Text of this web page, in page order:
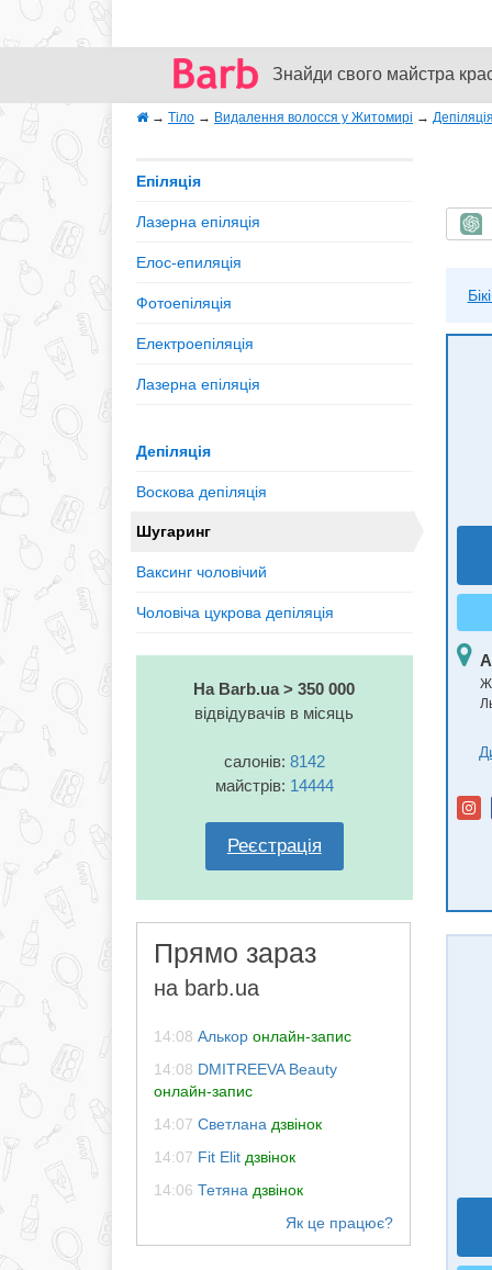
Знайди свого майстра
→ Тіло → Видалення волосся у Житомирі →
Епіляція
Лазерна епіляція
Елос-епиляція
Фотоепіляція
Електроепіляція
Лазерна епіляція
Депіляція
Воскова депіляція
Шугаринг
Ваксинг чоловічий
Чоловіча цукрова депіляція
На Barb.ua > 350 000
відвідувачів в місяць
салонів: 8142
майстрів: 14444
Реєстрація
Прямо зараз
на barb.ua
14:08 Алькор онлайн-запис
14:08 DMITREEVA Beauty
онлайн-запис
14:07 Светлана дзвінок
14:07 Fit Elit дзвінок
14:06 Тетяна дзвінок